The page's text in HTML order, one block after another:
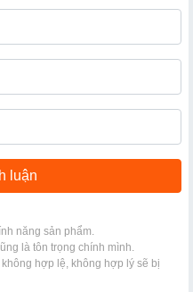
năng sản phẩm.
là tôn trọng chính mình.
hợp lệ, không hợp lý sẽ bị